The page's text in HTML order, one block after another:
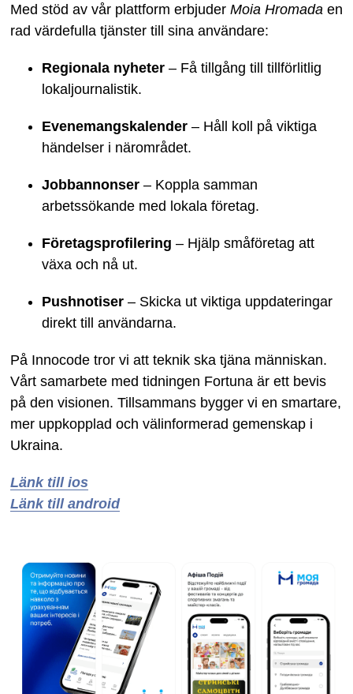
Med stöd av vår plattform erbjuder Moia Hromada en
rad värdefulla tjänster till sina användare:
Regionala nyheter– Få tillgång till tillförlitlig
lokaljournalistik.
Evenemangskalender – Håll koll på viktiga
händelser i närområdet.
Jobbannonser – Koppla samman
arbetssökande med lokala företag.
Företagsprofilering – Hjälp småföretag att
växa och nå ut.
Pushnotiser – Skicka ut viktiga uppdateringar
direkt till användarna.
På Innocode tror vi att teknik ska tjäna människan.
Vårt samarbete med tidningen Fortuna är ett bevis
på den visionen. Tillsammans bygger vi en smartare,
mer uppkopplad och välinformerad gemenskap i
Ukraina.
Länk till ios
Länk till android